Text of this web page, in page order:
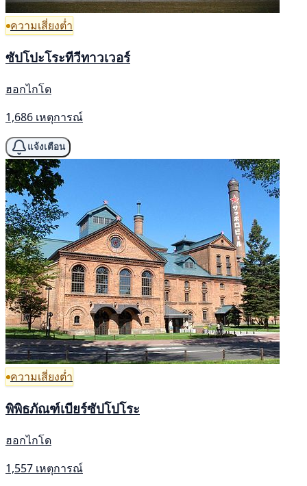
ความเสี่ยงต่ำ
ซัปโปะโระทีวีทาวเวอร์
ฮอกไกโด
1,686 เหตุการณ์
แจ้งเตือน
ความเสี่ยงต่ำ
พิพิธภัณฑ์เบียร์ซัปโปโระ
ฮอกไกโด
1,557 เหตุการณ์